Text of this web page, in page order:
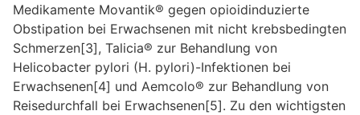
Medikamente Movantik® gegen opioidinduzierte
Obstipation bei Erwachsenen mit nicht krebsbedingten
Schmerzen[3], Talicia® zur Behandlung von
Helicobacter pylori (H. pylori)-Infektionen bei
Erwachsenen[4] und Aemcolo® zur Behandlung von
Reisedurchfall bei Erwachsenen[5]. Zu den wichtigsten